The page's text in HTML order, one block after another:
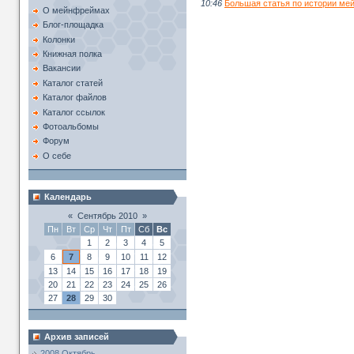
О мейнфреймах
Блог-площадка
Колонки
Книжная полка
Вакансии
Каталог статей
Каталог файлов
Каталог ссылок
Фотоальбомы
Форум
О себе
Календарь
« Сентябрь 2010 »
Пн
Вт Ср Чт Пт Сб
Вс
1
2 3 4
5
6
7 8 9 10 11
12
13
14 15 16 17 18
19
20
21 22 23 24 25
26
27
28 29 30
Архив записей
10:46 Большая статья по истории